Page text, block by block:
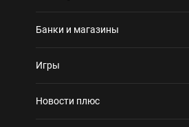
Банки и магазины
Игры
Новости плюс